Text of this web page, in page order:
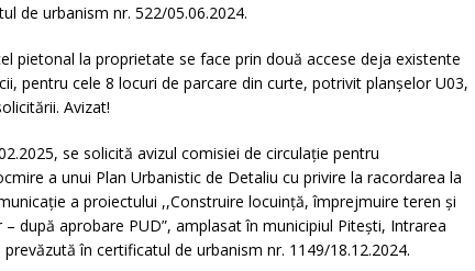
de urbanism nr. 522/05.06.2024.
pietonal la proprietate se face prin două accese deja existente
pentru cele 8 locuri de parcare din curte, potrivit planșelor U03,
Avizat!
se solicită avizul comisiei de circulație pentru
a unui Plan Urbanistic de Detaliu cu privire la racordarea la
a proiectului ,,Construire locuință, împrejmuire teren și
după aprobare PUD”, amplasat în municipiul Pitești, Intrarea
în certificatul de urbanism nr. 1149/18.12.2024.